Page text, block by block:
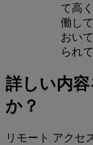
て高
働し
おい
られ
詳しい内
か？
リモート アクセ